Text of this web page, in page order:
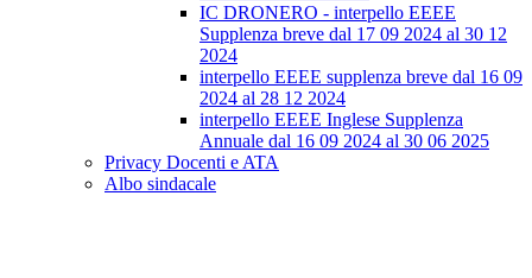
IC DRONERO - interpello EEEE
Supplenza breve dal 17 09 2024 al 30 12
2024
interpello EEEE supplenza breve dal 16 09
2024 al 28 12 2024
interpello EEEE Inglese Supplenza
Annuale dal 16 09 2024 al 30 06 2025
Privacy Docenti e ATA
Albo sindacale